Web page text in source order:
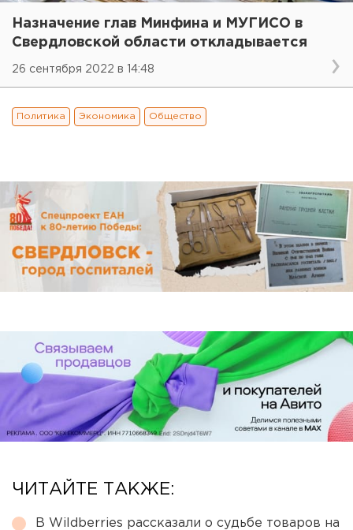
Назначение глав Минфина и МУГИСО в
Свердловской области откладывается
26 сентября 2022 в 14:48
Политика Экономика Общество
ЧИТАЙТЕ ТАКЖЕ:
В Wildberries рассказали о судьбе товаров на